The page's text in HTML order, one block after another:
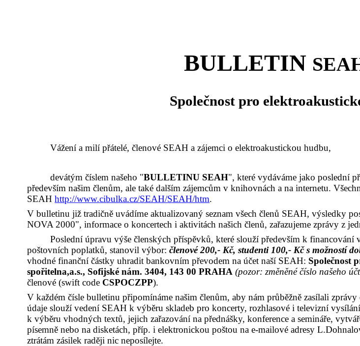
BULLETIN
Společnost pro
Vážení a milí přátelé, členové SEAH a zájemci o elektroakustickou hudbu,
devátým číslem našeho "BULLETINU SEAH", které vydáváme jako poslední
především našim členům, ale také dalším zájemcům v knihovnách a na internetu.
SEAHhttp://www.cibulka.cz/SEAH/SEAH/htm.
V bulletinu již tradičně uvádíme aktualizovaný seznam všech členů SEAH, výsledky
NOVA 2000", informace o koncertech i aktivitách našich členů, zařazujeme zprávy z
Poslední úpravu výše členských příspěvků, které slouží především k
poštovních poplatků, stanovil výbor:členové 200,- Kč, studenti 100,- Kč s možností
vhodné finanční částky uhradit bankovním převodem na účet naší SEAH: Společnost
spořitelna,a.s., Sofijské nám. 3404, 143 00 PRAHA(pozor: změněné číslo našeho
členové (swift code CSPOCZPP).
V každém čísle bulletinu připomínáme našim členům, aby nám průběžně zasílali
údaje slouží vedení SEAH k výběru skladeb pro koncerty, rozhlasové i televizní
k výběru vhodných textů, jejich zařazování na přednášky, konference a semináře,
písemně nebo na disketách, příp. i elektronickou poštou na e-mailové adresy
ztrátám zásilek raději nic neposílejte.